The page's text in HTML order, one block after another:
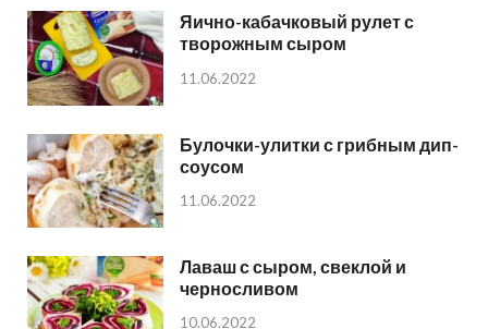
Яично-кабачковый рулет с
творожным сыром
11.06.2022
Булочки-улитки с грибным дип-
соусом
11.06.2022
Лаваш с сыром, свеклой и
черносливом
10.06.2022